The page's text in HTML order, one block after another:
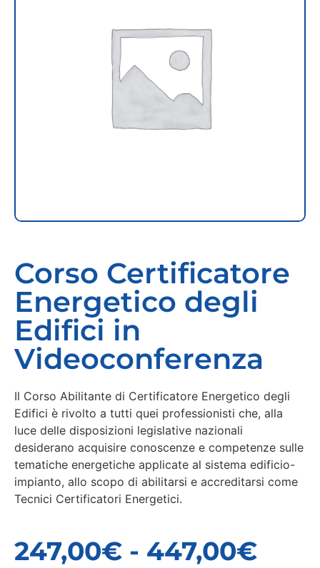
Corso Certificatore
Energetico degli
Edifici in
Videoconferenza
Il Corso Abilitante di Certificatore Energetico degli
Edifici è rivolto a tutti quei professionisti che, alla
luce delle disposizioni legislative nazionali
desiderano acquisire conoscenze e competenze sulle
tematiche energetiche applicate al sistema edificio-
impianto, allo scopo di abilitarsi e accreditarsi come
Tecnici Certificatori Energetici.
247,00€ - 447,00€